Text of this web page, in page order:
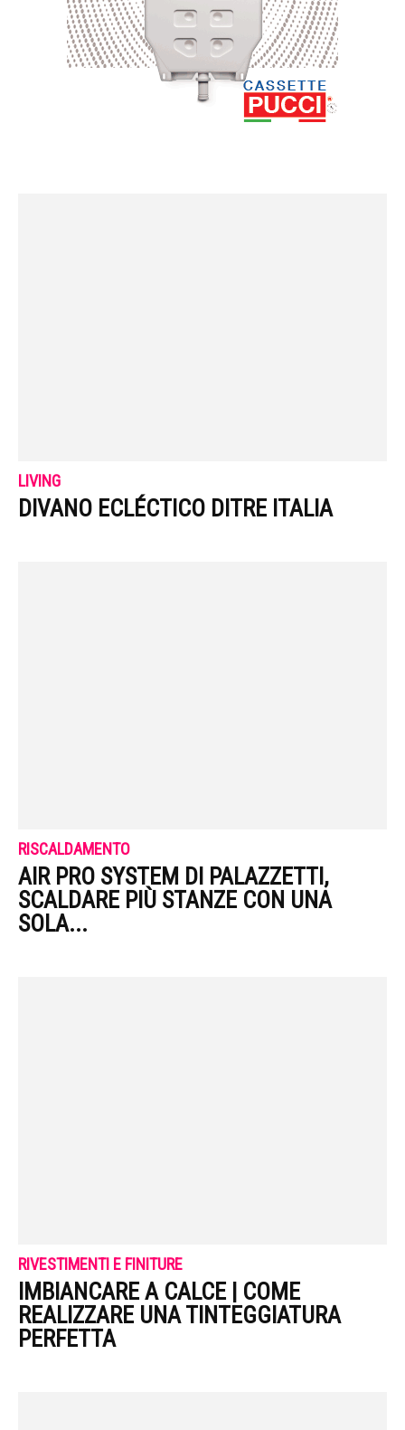
LIVING
DIVANO ECLÉCTICO DITRE ITALIA
RISCALDAMENTO
AIR PRO SYSTEM DI PALAZZETTI,
SCALDARE PIÙ STANZE CON UNA
SOLA...
RIVESTIMENTI E FINITURE
IMBIANCARE A CALCE | COME
REALIZZARE UNA TINTEGGIATURA
PERFETTA